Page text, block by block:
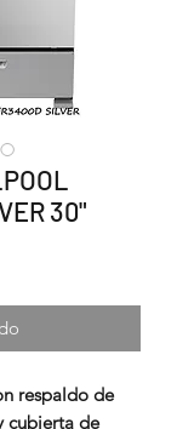
30"
respaldo de
cubierta de